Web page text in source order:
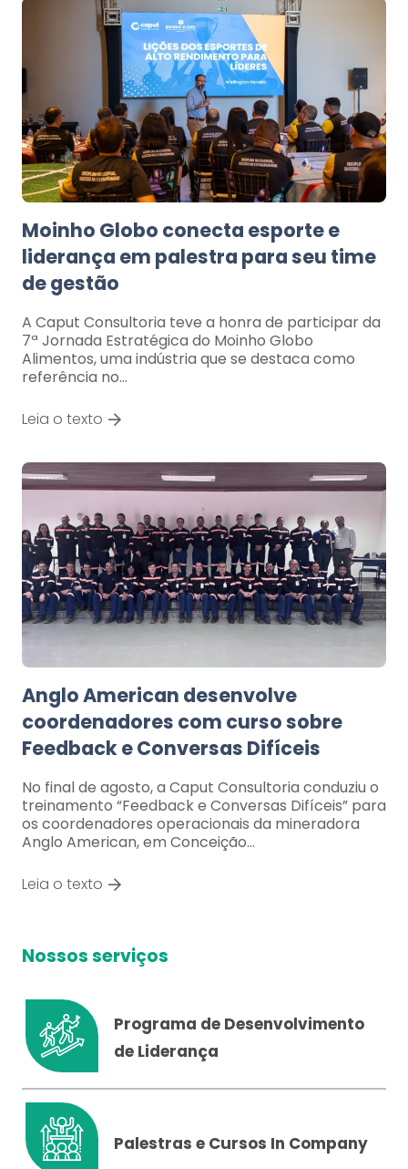
Moinho Globo conecta esporte e
liderança em palestra para seu time
de gestão
A Caput Consultoria teve a honra de participar da
7ª Jornada Estratégica do Moinho Globo
Alimentos, uma indústria que se destaca como
referência no…
Leia o texto
Anglo American desenvolve
coordenadores com curso sobre
Feedback e Conversas Difíceis
No final de agosto, a Caput Consultoria conduziu o
treinamento “Feedback e Conversas Difíceis” para
os coordenadores operacionais da mineradora
Anglo American, em Conceição…
Leia o texto
Nossos serviços
Programa de Desenvolvimento
de Liderança
Palestras e Cursos In Company